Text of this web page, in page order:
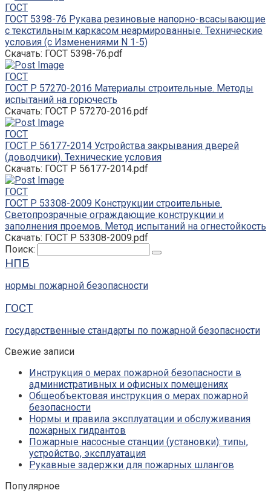
ГОСТ
ГОСТ 5398-76 Рукава резиновые напорно-всасывающие
с текстильным каркасом неармированные. Технические
условия (с Изменениями N 1-5)
Скачать: ГОСТ 5398-76.pdf
ГОСТ
ГОСТ Р 57270-2016 Материалы строительные. Методы
испытаний на горючесть
Скачать: ГОСТ Р 57270-2016.pdf
ГОСТ
ГОСТ Р 56177-2014 Устройства закрывания дверей
(доводчики). Технические условия
Скачать: ГОСТ Р 56177-2014.pdf
ГОСТ
ГОСТ Р 53308-2009 Конструкции строительные.
Светопрозрачные ограждающие конструкции и
заполнения проемов. Метод испытаний на огнестойкость
Скачать: ГОСТ Р 53308-2009.pdf
Поиск:
НПБ
нормы пожарной безопасности
ГОСТ
государственные стандарты по пожарной безопасности
Свежие записи
Инструкция о мерах пожарной безопасности в
административных и офисных помещениях
Общеобъектовая инструкция о мерах пожарной
безопасности
Нормы и правила эксплуатации и обслуживания
пожарных гидрантов
Пожарные насосные станции (установки): типы,
устройство, эксплуатация
Рукавные задержки для пожарных шлангов
Популярное